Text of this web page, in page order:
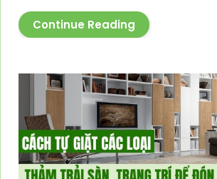
Continue Reading